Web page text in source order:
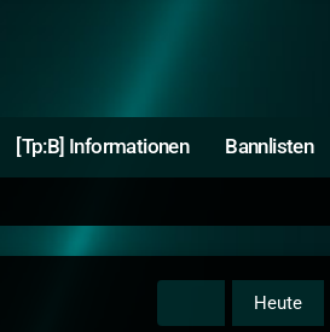
[Tp:B] Informationen Bannlisten
Heute